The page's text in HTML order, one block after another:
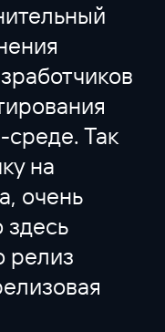
Так
на
очень
здесь
релиз